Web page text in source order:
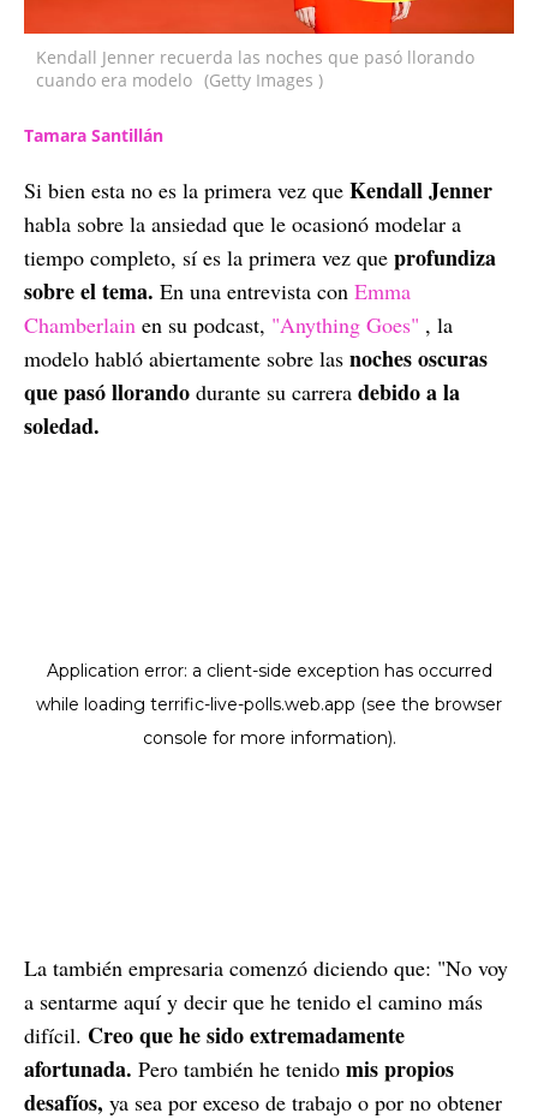
Kendall Jenner recuerda las noches que pasó llorando
cuando era modelo (Getty Images )
Tamara Santillán
Si bien esta no es la primera vez que Kendall Jenner
habla sobre la ansiedad que le ocasionó modelar a
tiempo completo, sí es la primera vez que profundiza
sobre el tema. En una entrevista con Emma
Chamberlain en su podcast, "Anything Goes" , la
modelo habló abiertamente sobre las noches oscuras
que pasó llorando durante su carrera debido a la
soledad.
La también empresaria comenzó diciendo que: "No voy
a sentarme aquí y decir que he tenido el camino más
difícil. Creo que he sido extremadamente
afortunada. Pero también he tenido mis propios
desafíos, ya sea por exceso de trabajo o por no obtener